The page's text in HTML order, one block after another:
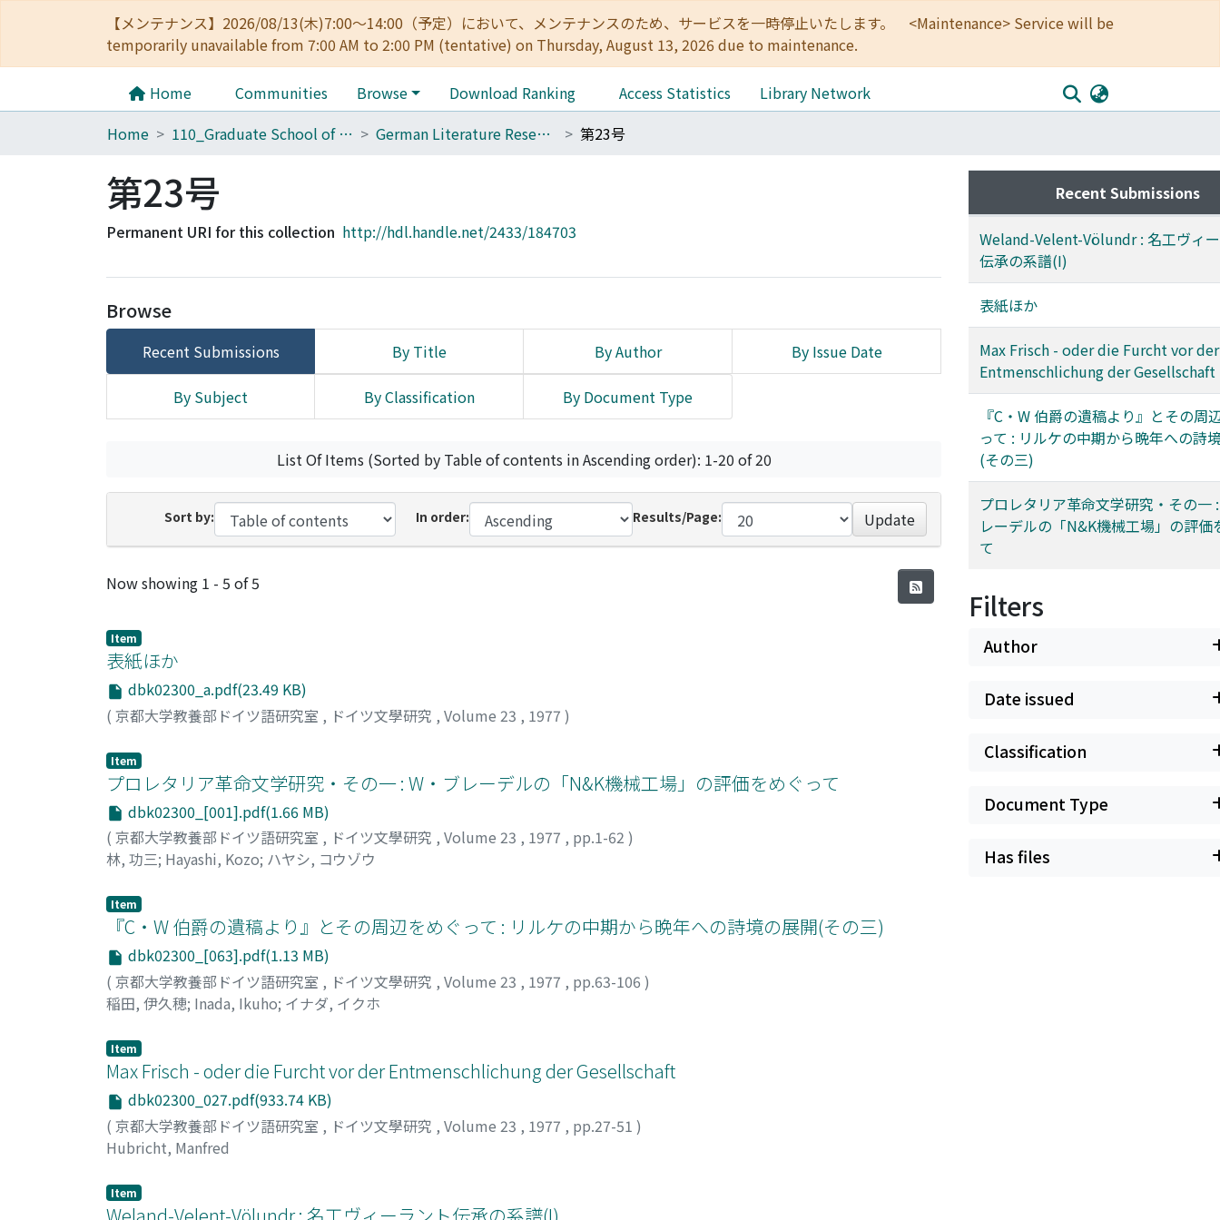
【メンテナンス】2026/08/13(木)7:00～14:00（予定）において、メンテナンスのため、サービスを一時停止いたします。 <Maintenance> Service will be
temporarily unavailable from 7:00 AM to 2:00 PM (tentative) on Thursday, August 13, 2026 due to maintenance.
Home Communities Browse Download Ranking Access Statistics
Library Network
Home
110_Graduate School of Human and Environmental Studies German Literature Research 第23号
第23号
Permanent URI for this collection http://hdl.handle.net/2433/184703
Browse
Recent Submissions By Title By Author By Issue Date
By Subject By Classification By Document Type
List Of Items (Sorted by Table of contents in Ascending order): 1-20 of 20
Sort by: In order: Results/Page: Update
Recent Submissions
Now showing 1 - 5 of 5
Item
表紙ほか
dbk02300_a.pdf(23.49 KB)
( 京都大学教養部ドイツ語研究室 , ドイツ文學研究 , Volume 23 , 1977 )
Item
プロレタリア革命文学研究・その一 : W・ブレーデルの「N&K機械工場」の評価をめぐって
dbk02300_[001].pdf(1.66 MB)
( 京都大学教養部ドイツ語研究室 , ドイツ文學研究 , Volume 23 , 1977 , pp.1-62 )
林, 功三; Hayashi, Kozo; ハヤシ, コウゾウ
Item
『C・W 伯爵の遺稿より』とその周辺をめぐって : リルケの中期から晩年への詩境の展開(その三)
dbk02300_[063].pdf(1.13 MB)
( 京都大学教養部ドイツ語研究室 , ドイツ文學研究 , Volume 23 , 1977 , pp.63-106 )
稲田, 伊久穂; Inada, Ikuho; イナダ, イクホ
Item
Max Frisch - oder die Furcht vor der Entmenschlichung der Gesellschaft
dbk02300_027.pdf(933.74 KB)
( 京都大学教養部ドイツ語研究室 , ドイツ文學研究 , Volume 23 , 1977 , pp.27-51 )
Hubricht, Manfred
Item
Weland-Velent-Völundr : 名工ヴィーラント伝承の系譜(I)
Recent Submissions
Weland-Velent-Völundr : 名工ヴィ
伝承の系譜(I)
表紙ほか
Max Frisch - oder die Furcht vor der
Entmenschlichung der Gesellschaft
『C・W 伯爵の遺稿より』とその周
って : リルケの中期から晩年への詩
(その三)
プロレタリア革命文学研究・その一
レーデルの「N&K機械工場」の評価
て
Filters
Author
Date issued
Classification
Document Type
Has files